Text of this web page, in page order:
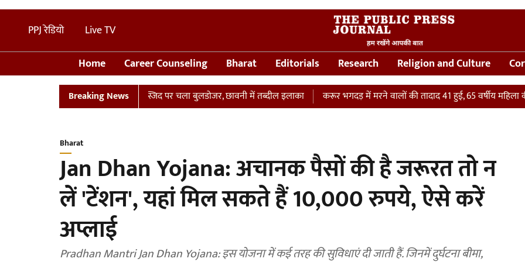
PPJ रेडियो Live TV
Home Career Counseling Bharat Editorials Research Religion and Culture
Breaking News
संभल में तालाब पर बनी अवैध मस्जिद पर चला बुलडोजर, छावनी में तब्दील इलाका करूर भगदड़ में मरने वालों की तादाद 41 हुई, 65 वर्षीय महिला की ICU में
Bharat
Jan Dhan Yojana: अचानक पैसों की है जरूरत तो न
लें 'टेंशन', यहां मिल सकते हैं 10,000 रुपये, ऐसे करें
अप्लाई
Pradhan Mantri Jan Dhan Yojana: इस योजना में कई तरह की सुविधाएं दी जाती हैं. जिनमें दुर्घटना बीमा,